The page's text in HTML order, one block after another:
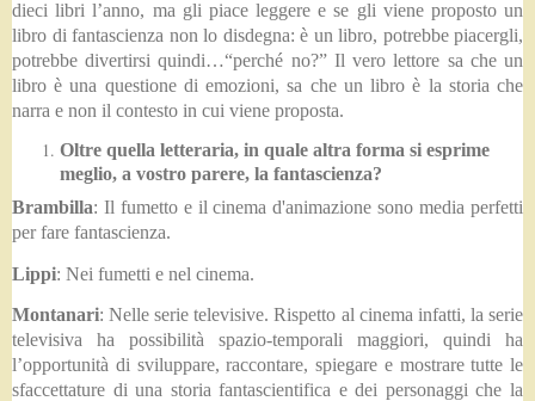
dieci libri l’anno, ma gli piace leggere e se gli viene proposto un
libro di fantascienza non lo disdegna: è un libro, potrebbe piacergli,
potrebbe divertirsi quindi…“perché no?” Il vero lettore sa che un
libro è una questione di emozioni, sa che un libro è la storia che
narra e non il contesto in cui viene proposta.
Oltre quella letteraria, in quale altra forma si esprime
meglio, a vostro parere, la fantascienza?
Brambilla: Il fumetto e il cinema d'animazione sono media perfetti
per fare fantascienza.
Lippi: Nei fumetti e nel cinema.
Montanari: Nelle serie televisive. Rispetto al cinema infatti, la serie
televisiva ha possibilità spazio-temporali maggiori, quindi ha
l’opportunità di sviluppare, raccontare, spiegare e mostrare tutte le
sfaccettature di una storia fantascientifica e dei personaggi che la